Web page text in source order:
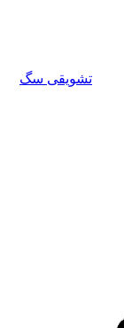
تشویقی سگ